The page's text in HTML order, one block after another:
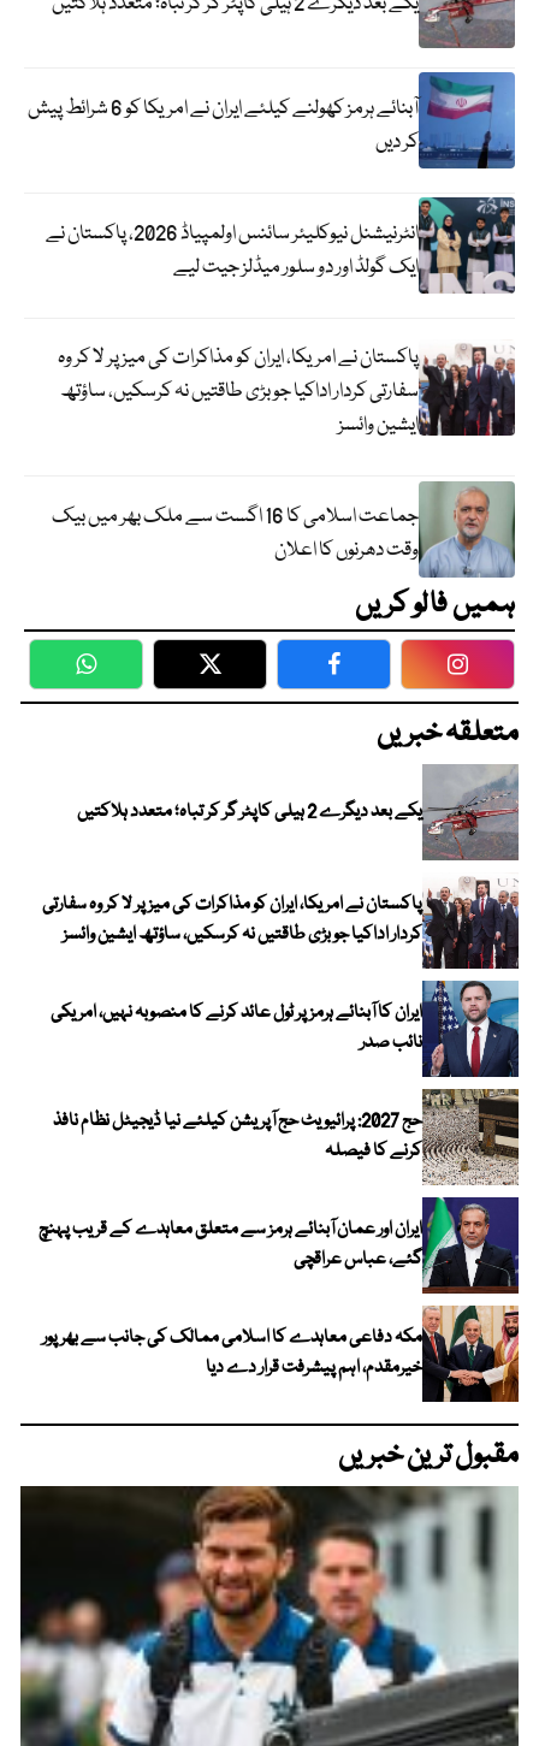
آبنائے ہرمز کھولنے کیلئے ایران نے امریکا کو 6 شرائط پیش
کر دیں
انٹرنیشنل نیوکلیئر سائنس اولمپیاڈ 2026، پاکستان نے
ایک گولڈ اور دو سلور میڈلز جیت لیے
پاکستان نے امریکا، ایران کو مذاکرات کی میز پر لا کر وہ
سفارتی کردار اداکیا جو بڑی طاقتیں نہ کرسکیں، ساؤتھ
ایشین وائسز
جماعت اسلامی کا 16 اگست سے ملک بھر میں بیک
وقت دھرنوں کا اعلان
ہمیں فالو کریں
WhatsApp Twitter Facebook
متعلقہ خبریں
یکے بعد دیگرے 2 ہیلی کاپٹر گر کر تباہ؛ متعدد ہلاکتیں
پاکستان نے امریکا، ایران کو مذاکرات کی میز پر لا کر وہ سفارتی
کردار اداکیا جو بڑی طاقتیں نہ کرسکیں، ساؤتھ ایشین وائسز
ایران کا آبنائے ہرمز پر ٹول عائد کرنے کا منصوبہ نہیں، امریکی
نائب صدر
حج 2027: پرائیویٹ حج آپریشن کیلئے نیا ڈیجیٹل نظام نافذ
کرنے کا فیصلہ
ایران اور عمان آبنائے ہرمز سے متعلق معاہدے کے قریب پہنچ
گئے، عباس عراقچی
مکہ دفاعی معاہدے کا اسلامی ممالک کی جانب سے بھرپور
خیرمقدم، اہم پیشرفت قرار دے دیا
مقبول ترین خبریں